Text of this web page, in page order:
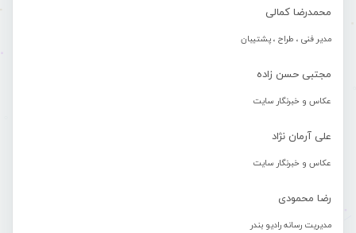
محمدرضا کمالی
مدیر فنی ، طراح ، پشتیبان
مجتبی حسن زاده
عکاس و خبرنگار سایت
علی آرمان نژاد
عکاس و خبرنگار سایت
رضا محمودی
مدیریت رسانه رادیو بندر